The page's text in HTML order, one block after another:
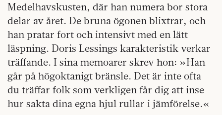
Medelhavskusten, där han numera bor stora
delar av året. De bruna ögonen blixtrar, och
han pratar fort och intensivt med en lätt
läspning. Doris Lessings karakteristik verkar
träffande. I sina memoarer skrev hon: »Han
går på högoktanigt bränsle. Det är inte ofta
du träffar folk som verkligen får dig att inse
hur sakta dina egna hjul rullar i jämförelse.«